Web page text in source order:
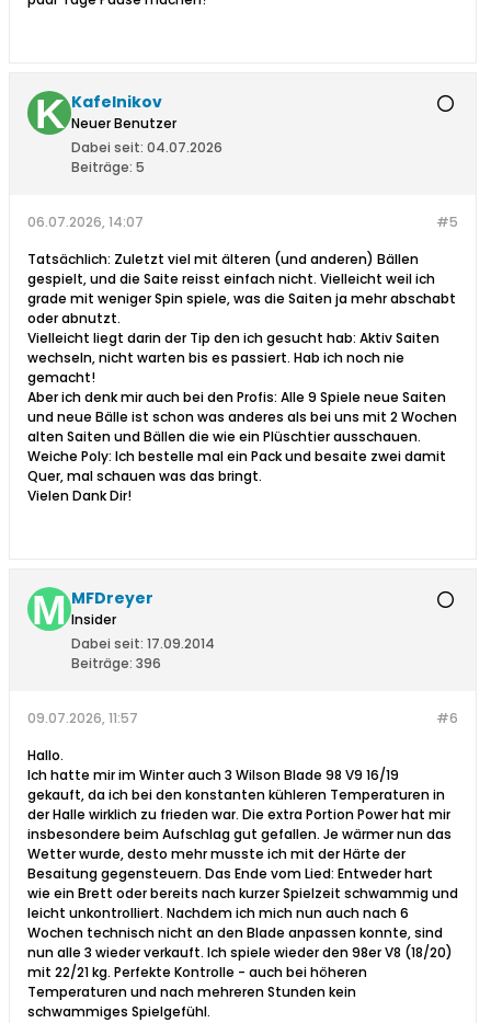
Kafelnikov
Neuer Benutzer
Dabei seit: 04.07.2026
Beiträge: 5
#5
06.07.2026, 14:07
Tatsächlich: Zuletzt viel mit älteren (und anderen) Bällen
gespielt, und die Saite reisst einfach nicht. Vielleicht weil ich
grade mit weniger Spin spiele, was die Saiten ja mehr abschabt
oder abnutzt.
Vielleicht liegt darin der Tip den ich gesucht hab: Aktiv Saiten
wechseln, nicht warten bis es passiert. Hab ich noch nie
gemacht!
Aber ich denk mir auch bei den Profis: Alle 9 Spiele neue Saiten
und neue Bälle ist schon was anderes als bei uns mit 2 Wochen
alten Saiten und Bällen die wie ein Plüschtier ausschauen.
Weiche Poly: Ich bestelle mal ein Pack und besaite zwei damit
Quer, mal schauen was das bringt.
Vielen Dank Dir!
MFDreyer
Insider
Dabei seit: 17.09.2014
Beiträge: 396
#6
09.07.2026, 11:57
Hallo.
Ich hatte mir im Winter auch 3 Wilson Blade 98 V9 16/19
gekauft, da ich bei den konstanten kühleren Temperaturen in
der Halle wirklich zu frieden war. Die extra Portion Power hat mir
insbesondere beim Aufschlag gut gefallen. Je wärmer nun das
Wetter wurde, desto mehr musste ich mit der Härte der
Besaitung gegensteuern. Das Ende vom Lied: Entweder hart
wie ein Brett oder bereits nach kurzer Spielzeit schwammig und
leicht unkontrolliert. Nachdem ich mich nun auch nach 6
Wochen technisch nicht an den Blade anpassen konnte, sind
nun alle 3 wieder verkauft. Ich spiele wieder den 98er V8 (18/20)
mit 22/21 kg. Perfekte Kontrolle - auch bei höheren
Temperaturen und nach mehreren Stunden kein
schwammiges Spielgefühl.